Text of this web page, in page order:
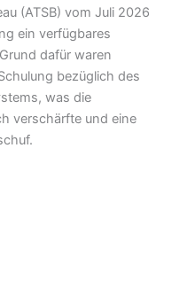
(ATSB) vom Juli 2026
ein verfügbares
dafür waren
bezüglich des
was die
verschärfte und eine